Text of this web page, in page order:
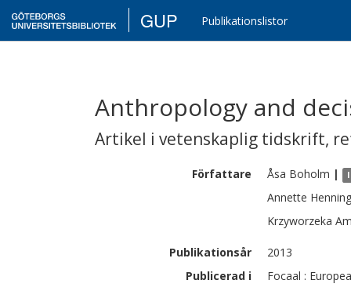
GUP Publikationslistor
Anthropology and
Artikel i vetenskaplig tidskrift,
Författare Åsa Boholm |
Annette Henning
Krzyworzeka
Publikationsår
2013
Publicerad i
Focaal :